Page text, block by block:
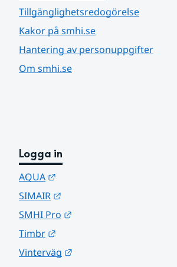
Tillgänglighetsredogörelse
Kakor på smhi.se
Hantering av personuppgifter
Om smhi.se
Logga in
AQUA
SIMAIR
SMHI Pro
Timbr
Vinterväg